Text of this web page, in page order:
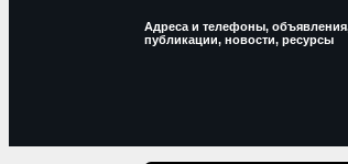
Адреса и телефоны,
публикации, новости, ресурсы